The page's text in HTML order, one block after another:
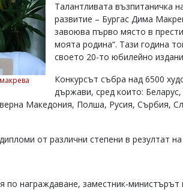
Талантливата възпитаничка
развитие – Бургас Дима
завоюва първо място в
моята родина“. Тази година
своето 20-то юбилейно
Конкурсът събра над 6500
държави, сред които:
Македония, Полша, Русия, Сърбия,
от различни степени в резултат
награждаване, заместник-министърът